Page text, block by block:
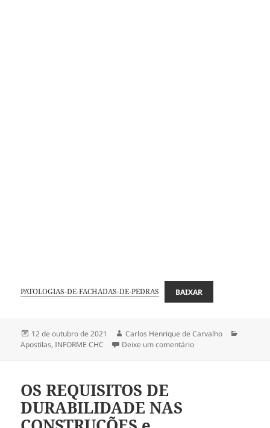
PATOLOGIAS-DE-FACHADAS-DE-PEDRAS BAIXAR
Publicado
em
12 de outubro de 2021 Autor
Carlos Henrique de Carvalho
Apostilas,INFORME CHC Deixe um comentárioem PATOLOGIA EM
OS REQUISITOS DE
DURABILIDADE NAS